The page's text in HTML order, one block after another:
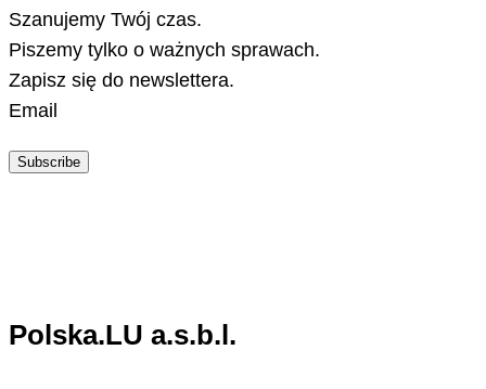
Szanujemy Twój czas.
Piszemy tylko o ważnych sprawach.
Zapisz się do newslettera.
Email
Subscribe
Polska.LU a.s.b.l.